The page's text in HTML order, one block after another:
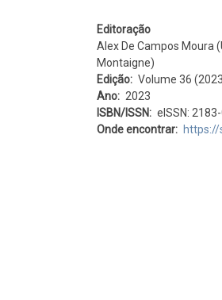
Editoração
Alex De Campos Moura
Montaigne)
Edição
Volume 36
Ano
2023
ISBN/ISSN
eISSN:
Onde encontrar
https://